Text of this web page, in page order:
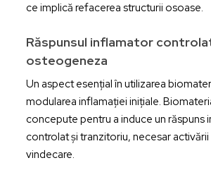
ce implică refacerea structurii osoase.
Răspunsul inflamator
osteogeneza
Un aspect esențial în utilizarea
modularea inflamației inițiale.
concepute pentru a induce un răspuns
controlat și tranzitoriu, necesar
vindecare.